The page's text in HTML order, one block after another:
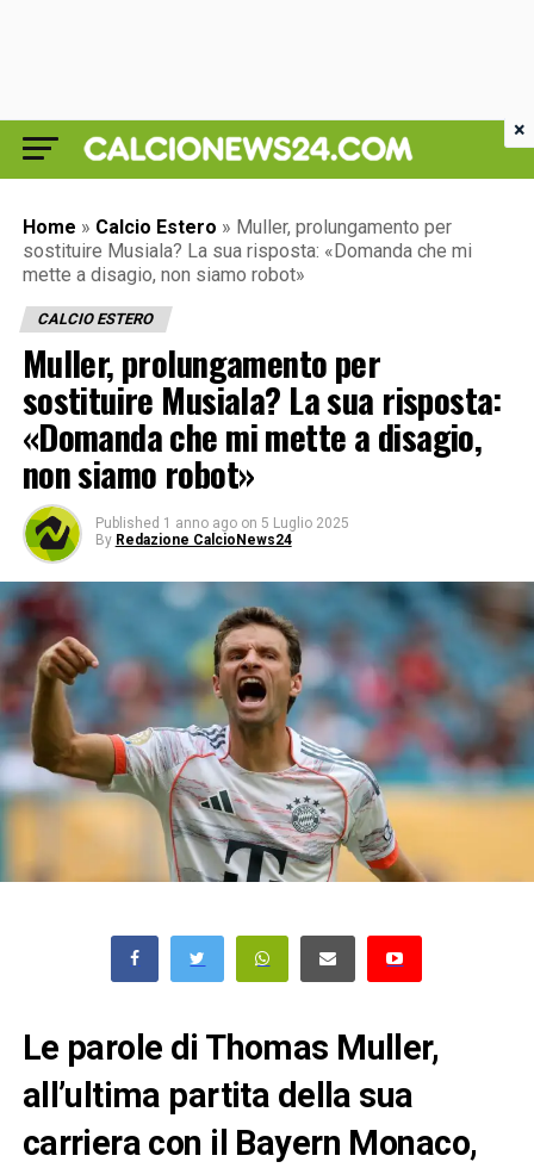
Home » Calcio Estero » Muller, prolungamento per
sostituire Musiala? La sua risposta: «Domanda che mi
mette a disagio, non siamo robot»
CALCIO ESTERO
Muller, prolungamento per
sostituire Musiala? La sua risposta:
«Domanda che mi mette a disagio,
non siamo robot»
Published 1 anno ago on 5 Luglio 2025
By Redazione CalcioNews24
Le parole di Thomas Muller,
all’ultima partita della sua
carriera con il Bayern Monaco,
×